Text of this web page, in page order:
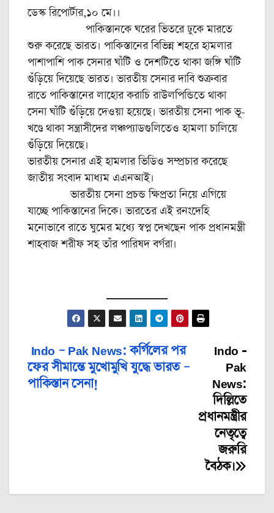
ডেস্ক রিপোর্টার,১০ মে।।
পাকিস্তানকে ঘরের ভিতরে ঢুকে মারতে
শুরু করেছে ভারত। পাকিস্তানের বিভিন্ন শহরে হামলার
পাশাপাশি পাক সেনার ঘাঁটি ও দেশটিতে থাকা জঙ্গি ঘাঁটি
গুঁড়িয়ে দিয়েছে ভারত। ভারতীয় সেনার দাবি শুক্রবার
রাতে পাকিস্তানের লাহোর করাচি রাউলপিন্ডিতে থাকা
সেনা ঘাঁটি গুঁড়িয়ে দেওয়া হয়েছে। ভারতীয় সেনা পাক ভূ-
খণ্ডে থাকা সন্ত্রাসীদের লঞ্চপ্যাডগুলিতেও হামলা চালিয়ে
গুঁড়িয়ে দিয়েছে।
ভারতীয় সেনার এই হামলার ভিডিও সম্প্রচার করেছে
জাতীয় সংবাদ মাধ্যম এএনআই।
ভারতীয় সেনা প্রচন্ড ক্ষিপ্রতা নিয়ে এগিয়ে
যাচ্ছে পাকিস্তানের দিকে। ভারতের এই রনংদেহি
মনোভাবে রাতে ঘুমের মধ্যে স্বপ্ন দেখছেন পাক প্রধানমন্ত্রী
শাহবাজ শরীফ সহ তাঁর পারিষদ বর্গরা।
Post
navigation
Indo -
Pak
News:
দিল্লিতে
প্রধানমন্ত্রীর
নেতৃত্বে
জরুরি
বৈঠক।
Indo – Pak News: কর্গিলের পর
ফের সীমান্তে মুখোমুখি যুদ্ধে ভারত –
পাকিস্তান সেনা!